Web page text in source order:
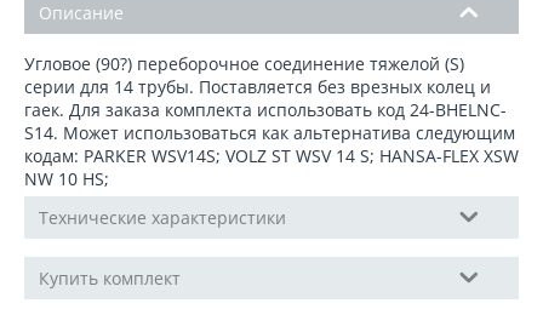
Описание
Угловое (90?) переборочное соединение тяжелой (S)
серии для 14 трубы. Поставляется без врезных колец и
гаек. Для заказа комплекта использовать код 24-BHELNС-
S14. Может использоваться как альтернатива следующим
кодам: PARKER WSV14S; VOLZ ST WSV 14 S; HANSA-FLEX XSW
NW 10 HS;
Технические характеристики
Купить комплект